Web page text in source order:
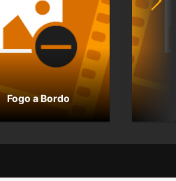
Fogo a Bordo